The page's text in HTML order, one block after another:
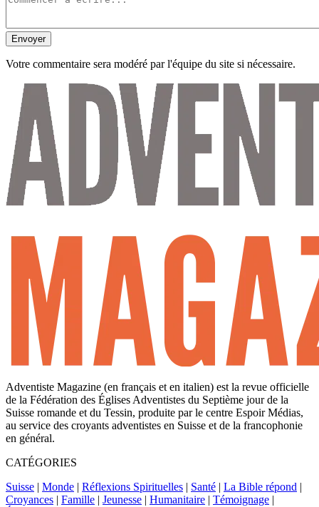
Envoyer
Votre commentaire sera modéré par l'équipe du site si nécessaire.
Adventiste Magazine (en français et en italien) est la revue officielle
de la Fédération des Églises Adventistes du Septième jour de la
Suisse romande et du Tessin, produite par le centre Espoir Médias,
au service des croyants adventistes en Suisse et de la francophonie
en général.
CATÉGORIES
Suisse | Monde | Réflexions Spirituelles | Santé | La Bible répond |
Croyances | Famille | Jeunesse | Humanitaire | Témoignage |